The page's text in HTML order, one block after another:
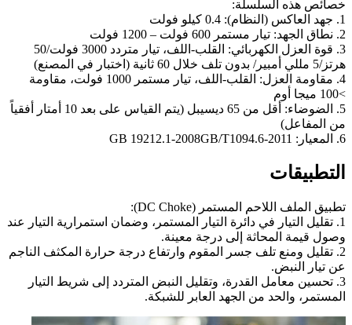
خصائص هذه السلسلة:
1. جهد العاكس (النظام): 0.4 كيلو فولت
2. نطاق الجهد: تيار مستمر 600 فولت – 1200 فولت
3. قوة العزل الكهربائي: القلب-اللف، تيار متردد 3000 فولت/50
هرتز/5 مللي أمبير/ بدون تلف خلال 60 ثانية (اختبار في المصنع)
4. مقاومة العزل: القلب-اللف، تيار مستمر 1000 فولت، مقاومة
>100 ميجا أوم
5. الضوضاء: أقل من 65 ديسيبل (يتم القياس على بعد 10 أمتار أفقياً
من المفاعل)
6. المعيار: GB 19212.1-2008GB/T1094.6-2011
التطبيقات
تطبيق الملف اللاحم المستمر (DC Choke):
1. تقليل التيار في دائرة التيار المستمر، وضمان استمرارية التيار عند
وصول قيمة المحاثة إلى درجة معينة.
2. تقليل ومنع تلف جسر المقوم وارتفاع درجة حرارة المكثف الناجم
عن تيار النبض.
3. تحسين معامل القدرة، وتقليل النبض المتردد إلى شريط التيار
المستمر، والحد من الجهد العابر للشبكة.